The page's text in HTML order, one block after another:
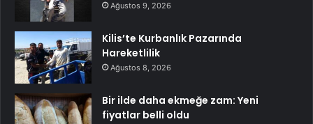
Ağustos 9, 2026
Kilis’te Kurbanlık Pazarında
Hareketlilik
Ağustos 8, 2026
Bir ilde daha ekmeğe zam: Yeni
fiyatlar belli oldu